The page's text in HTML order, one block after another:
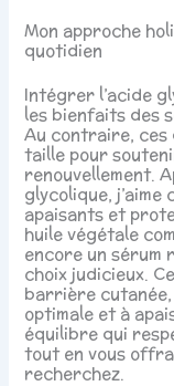
Mon approche
quotidien
Intégrer l’acide
les bienfaits des
Au contraire, ces
taille pour
renouvellement.
glycolique,
apaisants et
huile végétale
encore un sérum
choix judicieux.
barrière
optimale et à
équilibre qui
tout en vous
recherchez.